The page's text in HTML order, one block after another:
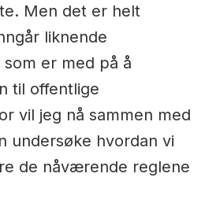
Men det er helt
liknende
er med på å
til offentlige
vil jeg nå sammen med
undersøke hvordan vi
de nåværende reglene